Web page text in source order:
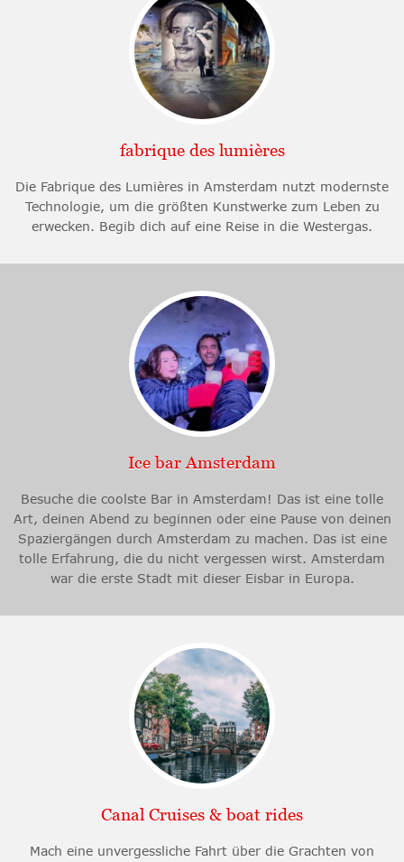
fabrique des lumières
Die Fabrique des Lumières in Amsterdam nutzt modernste
Technologie, um die größten Kunstwerke zum Leben zu
erwecken. Begib dich auf eine Reise in die Westergas.
Ice bar Amsterdam
Besuche die coolste Bar in Amsterdam! Das ist eine tolle
Art, deinen Abend zu beginnen oder eine Pause von deinen
Spaziergängen durch Amsterdam zu machen. Das ist eine
tolle Erfahrung, die du nicht vergessen wirst. Amsterdam
war die erste Stadt mit dieser Eisbar in Europa.
Canal Cruises & boat rides
Mach eine unvergessliche Fahrt über die Grachten von